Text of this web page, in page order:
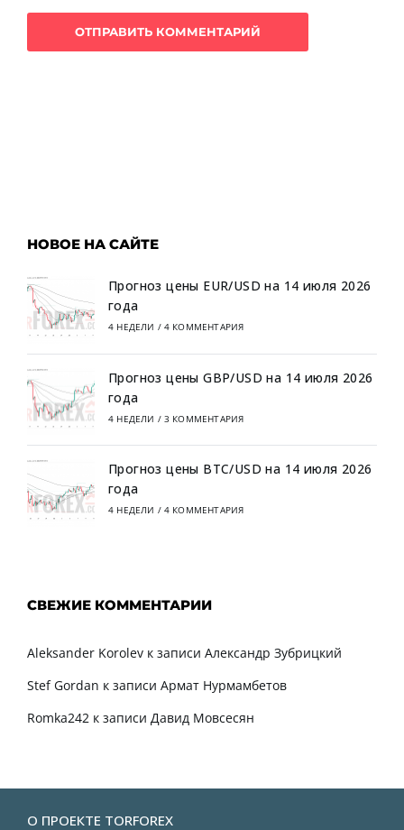
НОВОЕ НА САЙТЕ
Прогноз цены EUR/USD на 14 июля 2026
года
4 НЕДЕЛИ / 4 КОММЕНТАРИЯ
Прогноз цены GBP/USD на 14 июля 2026
года
4 НЕДЕЛИ / 3 КОММЕНТАРИЯ
Прогноз цены BTC/USD на 14 июля 2026
года
4 НЕДЕЛИ / 4 КОММЕНТАРИЯ
СВЕЖИЕ КОММЕНТАРИИ
Aleksander Korolev к записи Александр Зубрицкий
Stef Gordan к записи Армат Нурмамбетов
Romka242 к записи Давид Мовсесян
О ПРОЕКТЕ TORFOREX